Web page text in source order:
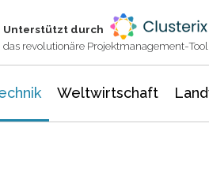
Unterstützt durch
das revolutionäre Projektmanagement-Tool
Weltwirtschaft